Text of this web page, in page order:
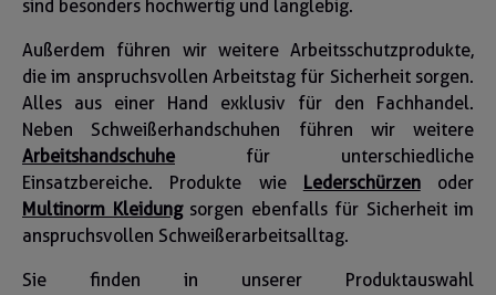
sind besonders hochwertig und langlebig.
Außerdem führen wir weitere Arbeitsschutzprodukte,
die im anspruchsvollen Arbeitstag für Sicherheit sorgen.
Alles aus einer Hand exklusiv für den Fachhandel.
Neben Schweißerhandschuhen führen wir weitere
Arbeitshandschuhe für unterschiedliche
Einsatzbereiche. Produkte wie
Lederschürzenoder
Multinorm Kleidungsorgen ebenfalls für Sicherheit im
anspruchsvollen Schweißerarbeitsalltag.
Sie finden in unserer Produktauswahl